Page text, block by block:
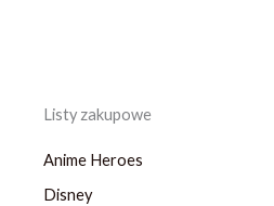
Listy zakupowe
Anime Heroes
Disney